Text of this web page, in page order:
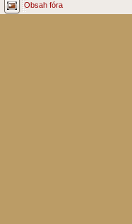
Obsah fóra